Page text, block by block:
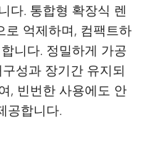
다. 통합형 확장식 렌
로 억제하며, 컴팩트하
니다. 정밀하게 가공
성과 장기간 유지되
, 빈번한 사용에도 안
공합니다.